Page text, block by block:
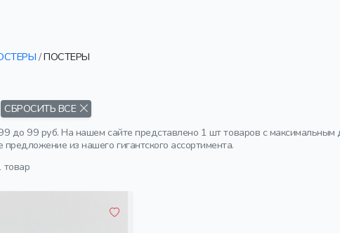
/ПОСТЕРЫ
СБРОСИТЬ ВСЕ
до 99 руб. На нашем сайте представлено 1 шт товаров с
предложение из нашего гигантского ассортимента.
товар